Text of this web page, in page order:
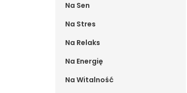
Na Sen
Na Stres
Na Relaks
Na Energię
Na Witalność